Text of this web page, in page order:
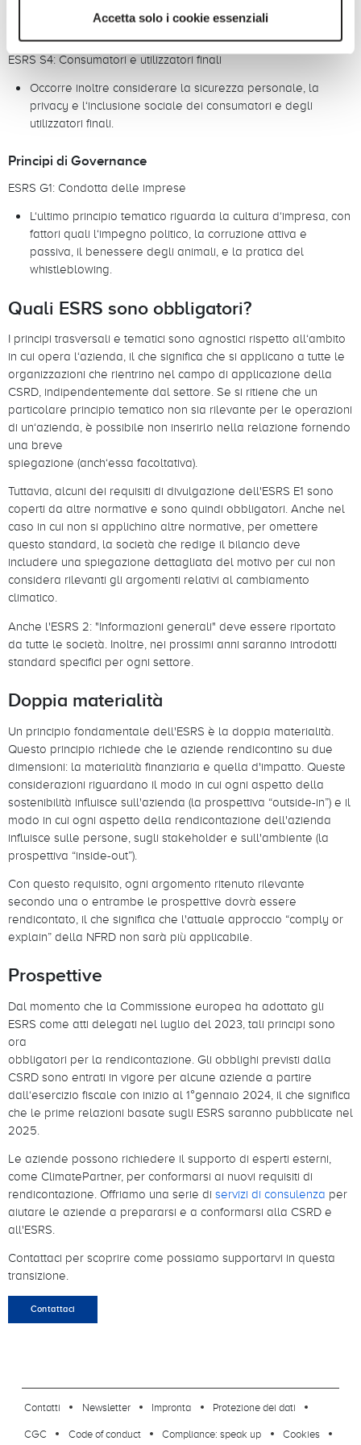
Accetta solo i cookie essenziali
Questo principio riguarda i diritti delle comunità locali,
ESRS S4: Consumatori e utilizzatori finali
Occorre inoltre considerare la sicurezza personale, la
privacy e l‘inclusione sociale dei consumatori e degli
utilizzatori finali.
Principi di Governance
ESRS G1: Condotta delle imprese
L‘ultimo principio tematico riguarda la cultura d‘impresa, con
fattori quali l‘impegno politico, la corruzione attiva e
passiva, il benessere degli animali, e la pratica del
whistleblowing.
Quali ESRS sono obbligatori?
I principi trasversali e tematici sono agnostici rispetto all‘ambito
in cui opera l‘azienda, il che significa che si applicano a tutte le
organizzazioni che rientrino nel campo di applicazione della
CSRD, indipendentemente dal settore. Se si ritiene che un
particolare principio tematico non sia rilevante per le operazioni
di un‘azienda, è possibile non inserirlo nella relazione fornendo
una breve
spiegazione (anch‘essa facoltativa).
Tuttavia, alcuni dei requisiti di divulgazione dell'ESRS E1 sono
coperti da altre normative e sono quindi obbligatori. Anche nel
caso in cui non si applichino altre normative, per omettere
questo standard, la società che redige il bilancio deve
includere una spiegazione dettagliata del motivo per cui non
considera rilevanti gli argomenti relativi al cambiamento
climatico.
Anche l'ESRS 2: "Informazioni generali" deve essere riportato
da tutte le società. Inoltre, nei prossimi anni saranno introdotti
standard specifici per ogni settore.
Doppia materialità
Un principio fondamentale dell'ESRS è la doppia materialità.
Questo principio richiede che le aziende rendicontino su due
dimensioni: la materialità finanziaria e quella d'impatto. Queste
considerazioni riguardano il modo in cui ogni aspetto della
sostenibilità influisce sull'azienda (la prospettiva “outside-in”) e il
modo in cui ogni aspetto della rendicontazione dell'azienda
influisce sulle persone, sugli stakeholder e sull'ambiente (la
prospettiva “inside-out”).
Con questo requisito, ogni argomento ritenuto rilevante
secondo una o entrambe le prospettive dovrà essere
rendicontato, il che significa che l'attuale approccio “comply or
explain” della NFRD non sarà più applicabile.
Prospettive
Dal momento che la Commissione europea ha adottato gli
ESRS come atti delegati nel luglio del 2023, tali principi sono
ora
obbligatori per la rendicontazione. Gli obblighi previsti dalla
CSRD sono entrati in vigore per alcune aziende a partire
dall‘esercizio fiscale con inizio al 1°gennaio 2024, il che significa
che le prime relazioni basate sugli ESRS saranno pubblicate nel
2025.
Le aziende possono richiedere il supporto di esperti esterni,
come ClimatePartner, per conformarsi ai nuovi requisiti di
rendicontazione. Offriamo una serie di servizi di consulenza per
aiutare le aziende a prepararsi e a conformarsi alla CSRD e
all'ESRS.
Contattaci per scoprire come possiamo supportarvi in questa
transizione.
Contattaci
Contatti Newsletter Impronta
Protezione dei dati
CGC
Code of conduct Compliance: speak up Cookies